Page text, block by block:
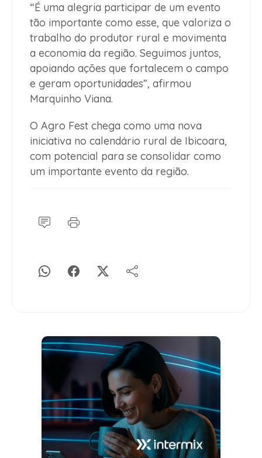
“É uma alegria participar de um evento
tão importante como esse, que valoriza o
trabalho do produtor rural e movimenta
a economia da região. Seguimos juntos,
apoiando ações que fortalecem o campo
e geram oportunidades”, afirmou
Marquinho Viana.
O Agro Fest chega como uma nova
iniciativa no calendário rural de Ibicoara,
com potencial para se consolidar como
um importante evento da região.